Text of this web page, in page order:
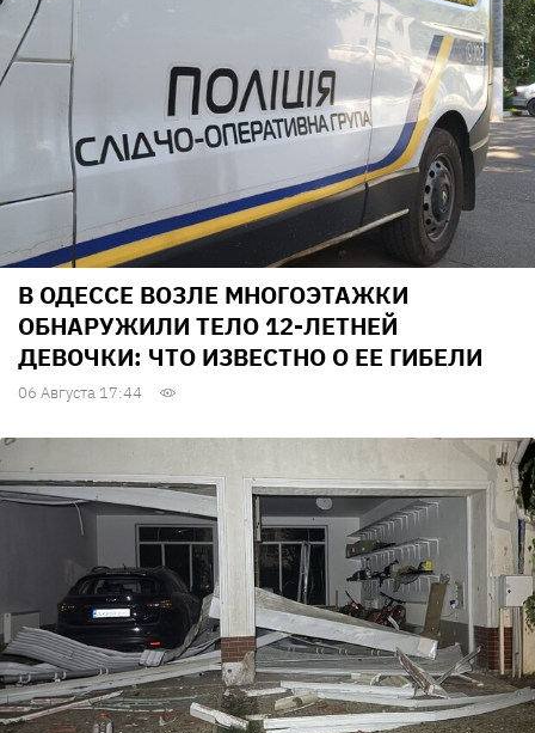
В ОДЕССЕ ВОЗЛЕ МНОГОЭТАЖКИ
ОБНАРУЖИЛИ ТЕЛО 12-ЛЕТНЕЙ
ДЕВОЧКИ: ЧТО ИЗВЕСТНО О ЕЕ ГИБЕЛИ
06 Августа 17:44